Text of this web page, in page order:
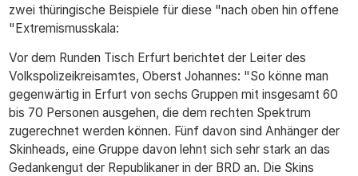
zwei thüringische Beispiele für diese "nach oben hin offene
"Extremismusskala:
Vor dem Runden Tisch Erfurt berichtet der Leiter des
Volkspolizeikreisamtes, Oberst Johannes: "So könne man
gegenwärtig in Erfurt von sechs Gruppen mit insgesamt 60
bis 70 Personen ausgehen, die dem rechten Spektrum
zugerechnet werden können. Fünf davon sind Anhänger der
Skinheads, eine Gruppe davon lehnt sich sehr stark an das
Gedankengut der Republikaner in der BRD an. Die Skins